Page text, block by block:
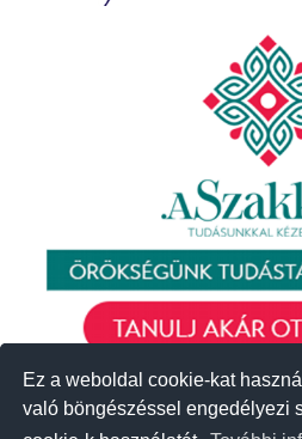
Ez a weboldal cookie-kat
való böngészéssel engedélyezi
Ez a weboldal cookie-kat
való böngészéssel engedélyezi